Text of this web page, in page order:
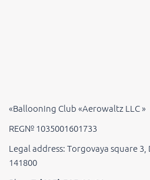
«Ballooning Club «Aerowaltz LLC »
REG№ 1035001601733
Legal address: Torgovaya square
141800